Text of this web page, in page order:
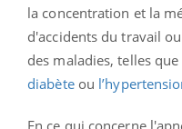
la concentration et la
d'accidents du travail
des maladies, telles que
diabèteou